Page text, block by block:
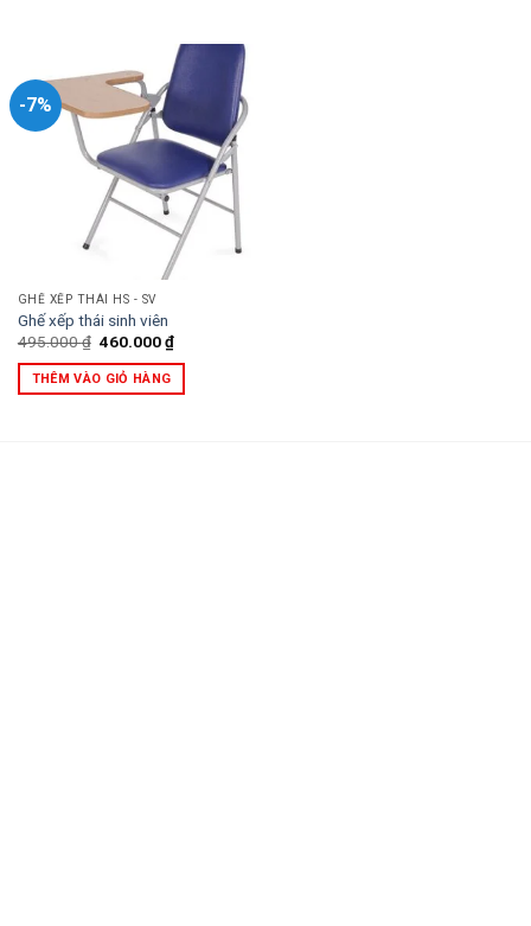
-7%
GHẾ XẾP THÁI HS - SV
Ghế xếp thái sinh viên
495.000₫ Giá
là:
495.000 ₫.
460.000₫Giá
hiện
tại
THÊM VÀO GIỎ HÀNG